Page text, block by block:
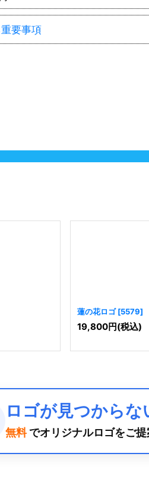
要事項
蓮の花ロゴ [5579]
19,800円(税込)
ロゴが見つからな
無料 でオリジナルロゴをご提